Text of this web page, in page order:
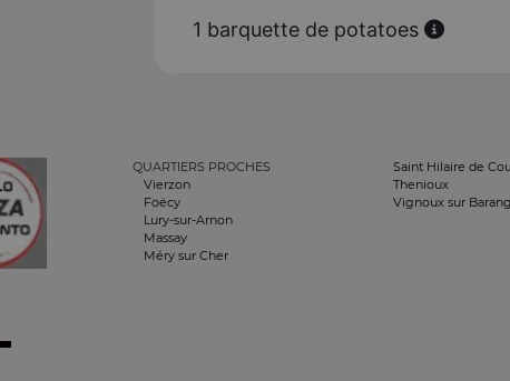
1 barquette de potatoes
QUARTIERS PROCHES
Vierzon
Foëcy
Lury-sur-Arnon
Massay
Méry sur Cher
Saint Hilaire de
Thenioux
Vignoux sur